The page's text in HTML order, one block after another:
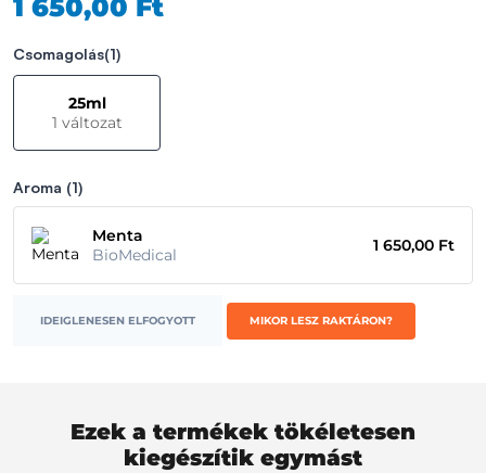
1 650,00 Ft
Csomagolás(1)
25ml
1 változat
Aroma (1)
Menta
BioMedical
1 650,00 Ft
IDEIGLENESEN ELFOGYOTT MIKOR LESZ RAKTÁRON?
Ezek a termékek tökéletesen
kiegészítik egymást